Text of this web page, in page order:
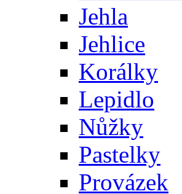
Jehla
Jehlice
Korálky
Lepidlo
Nůžky
Pastelky
Provázek